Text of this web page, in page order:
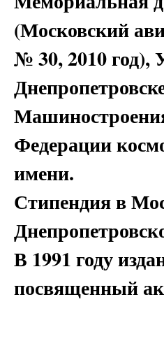
(Московский
№ 30, 2010 год),
Федерации
имени.
Стипендия в
В 1991 году
посвященный